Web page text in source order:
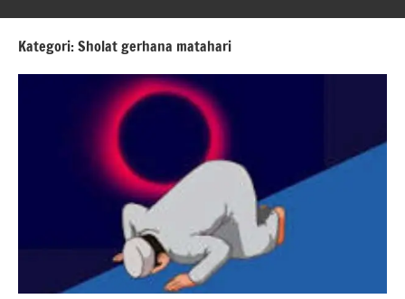
Kategori:Sholat gerhana matahari